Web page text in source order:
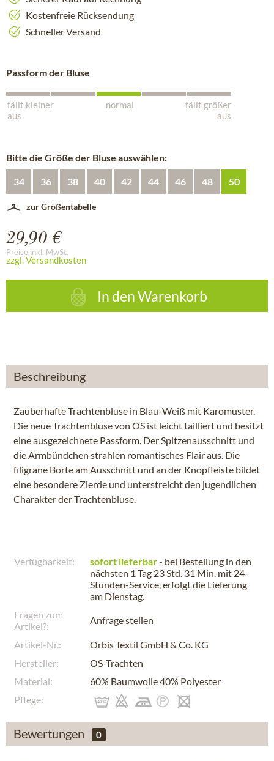
Kostenfreie Rücksendung
Schneller Versand
Passform der Bluse
fällt kleiner
aus
normal
fällt größer
aus
Bitte die Größe der Bluse auswählen:
34 36 38 40 42 44 46 48 50
zur Größentabelle
29,90 €
Preise inkl. MwSt.
zzgl. Versandkosten
In denWarenkorb
Beschreibung
Zauberhafte Trachtenbluse in Blau-Weiß mit Karomuster.
Die neue Trachtenbluse von OS ist leicht tailliert und besitzt
eine ausgezeichnete Passform. Der Spitzenausschnitt und
die Armbündchen strahlen romantisches Flair aus. Die
filigrane Borte am Ausschnitt und an der Knopfleiste bildet
eine besondere Zierde und unterstreicht den jugendlichen
Charakter der Trachtenbluse.
Verfügbarkeit: sofort lieferbar- bei Bestellung in den
nächsten 1 Tag 23 Std. 31 Min. mit 24-
Stunden-Service, erfolgt die Lieferung
am Dienstag.
Fragen zum
Artikel?:
Anfrage stellen
Artikel-Nr.:
Orbis Textil GmbH & Co. KG
Hersteller:
OS-Trachten
Material:
60% Baumwolle 40% Polyester
Pflege:
Bewertungen 0